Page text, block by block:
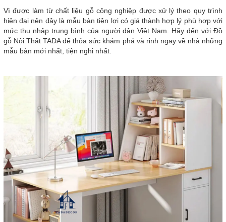
Vì được làm từ chất liệu gỗ công nghiệp được xử lý theo quy trình
hiện đại nên đây là mẫu bàn tiện lợi có giá thành hợp lý phù hợp với
mức thu nhập trung bình của người dân Việt Nam. Hãy đến với Đồ
gỗ Nội Thất TADA để thỏa sức khám phá và rinh ngay về nhà những
mẫu bàn mới nhất, tiện nghi nhất.